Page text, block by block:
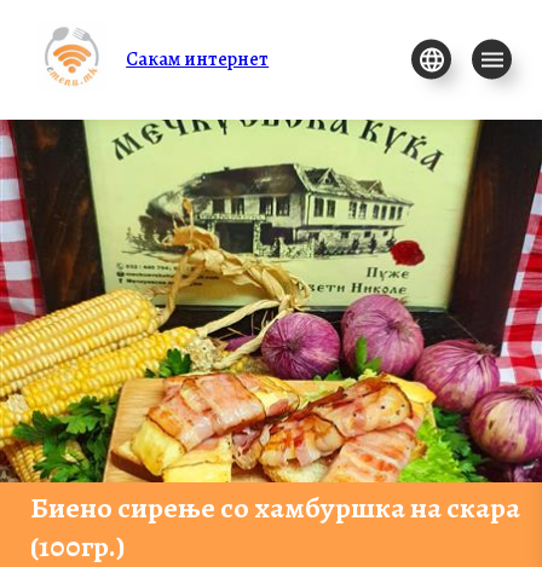
Сакам интернет
Биено сирење со хамбуршка на скара
(100гр.)